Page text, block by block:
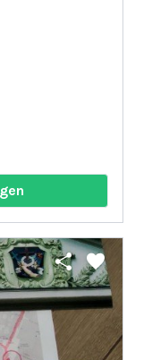
share favorite